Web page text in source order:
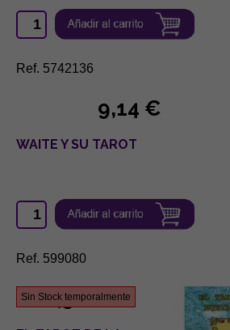
Ref. 5742136
9,14 €
WAITE Y SU TAROT
Ref. 599080
Sin Stock temporalmente
22,50 €